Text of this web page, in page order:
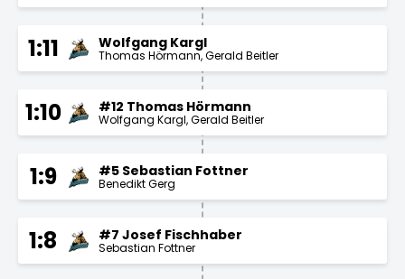
1:11 Wolfgang Kargl
Thomas Hörmann Gerald Beitler
1:10 #12 Thomas Hörmann
Wolfgang Kargl Gerald Beitler
1:9 #5 Sebastian Fottner
Benedikt Gerg
1:8 #7 Josef Fischhaber
Sebastian Fottner